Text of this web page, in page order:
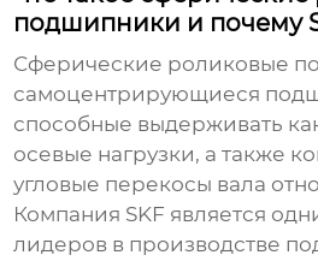
подшипники и почему
Сферические роликовые
самоцентрирующиеся
способные выдерживать
осевые нагрузки, а также
угловые перекосы вала
Компания SKF является
лидеров в производстве